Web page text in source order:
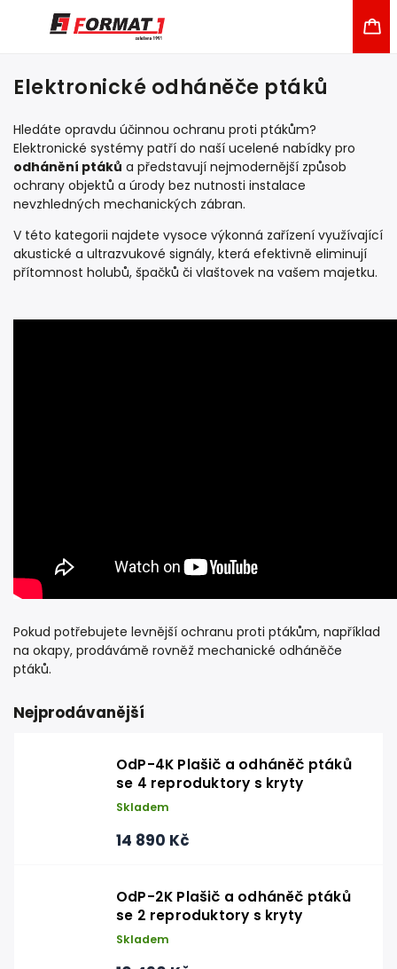
Elektronické odháněče ptáků
Hledáte opravdu účinnou ochranu proti ptákům?
Elektronické systémy patří do naší ucelené nabídky pro
odhánění ptáků a představují nejmodernější způsob
ochrany objektů a úrody bez nutnosti instalace
nevzhledných mechanických zábran.
V této kategorii najdete vysoce výkonná zařízení využívající
akustické a ultrazvukové signály, která efektivně eliminují
přítomnost holubů, špačků či vlaštovek na vašem majetku.
Pokud potřebujete levnější ochranu proti ptákům, například
na okapy, prodávámě rovněž mechanické odháněče
ptáků.
Nejprodávanější
OdP-4K Plašič a odháněč ptáků
se 4 reproduktory s kryty
Skladem
14 890 Kč
OdP-2K Plašič a odháněč ptáků
se 2 reproduktory s kryty
Skladem